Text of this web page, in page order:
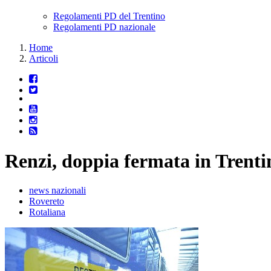
Regolamenti PD del Trentino
Regolamenti PD nazionale
Home
Articoli
Renzi, doppia fermata in
news nazionali
Rovereto
Rotaliana